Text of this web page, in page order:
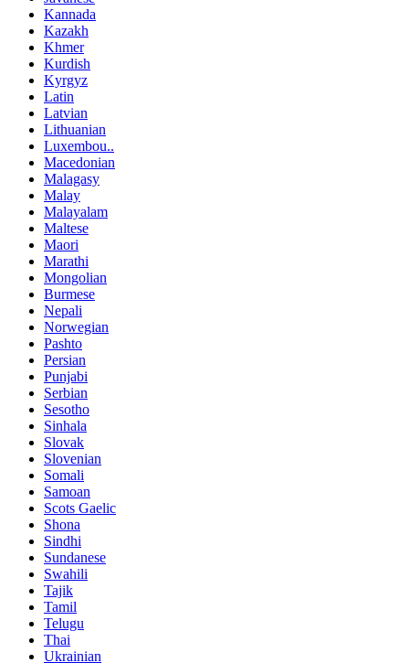
Kannada
Kazakh
Khmer
Kurdish
Kyrgyz
Latin
Latvian
Lithuanian
Luxembou..
Macedonian
Malagasy
Malay
Malayalam
Maltese
Maori
Marathi
Mongolian
Burmese
Nepali
Norwegian
Pashto
Persian
Punjabi
Serbian
Sesotho
Sinhala
Slovak
Slovenian
Somali
Samoan
Scots Gaelic
Shona
Sindhi
Sundanese
Swahili
Tajik
Tamil
Telugu
Thai
Ukrainian